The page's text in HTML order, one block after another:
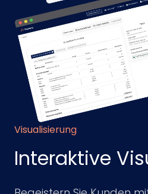
Visualisierung
Interaktive